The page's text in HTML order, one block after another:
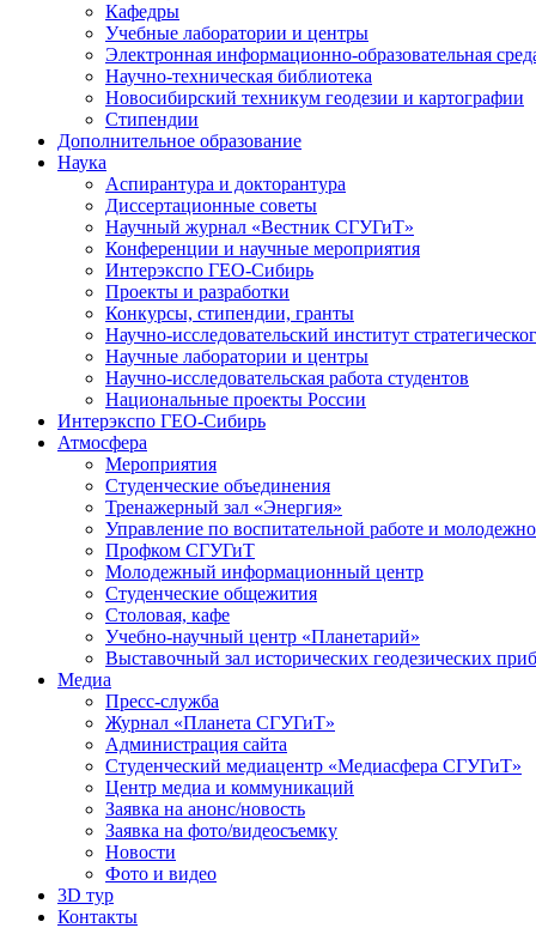
Кафедры
Учебные лаборатории и центры
Электронная информационно-образовательная
Научно-техническая библиотека
Новосибирский техникум геодезии и картографии
Стипендии
Дополнительное образование
Наука
Аспирантура и докторантура
Диссертационные советы
Научный журнал «Вестник СГУГиТ»
Конференции и научные мероприятия
Интерэкспо ГЕО-Сибирь
Проекты и разработки
Конкурсы, стипендии, гранты
Научно-исследовательский институт
Научные лаборатории и центры
Научно-исследовательская работа студентов
Национальные проекты России
Интерэкспо ГЕО-Сибирь
Атмосфера
Мероприятия
Студенческие объединения
Тренажерный зал «Энергия»
Управление по воспитательной работе и
Профком СГУГиТ
Молодежный информационный центр
Студенческие общежития
Столовая, кафе
Учебно-научный центр «Планетарий»
Выставочный зал исторических геодезических
Медиа
Пресс-служба
Журнал «Планета СГУГиТ»
Администрация сайта
Студенческий медиацентр «Медиасфера СГУГиТ»
Центр медиа и коммуникаций
Заявка на анонс/новость
Заявка на фото/видеосъемку
Новости
Фото и видео
3D тур
Контакты